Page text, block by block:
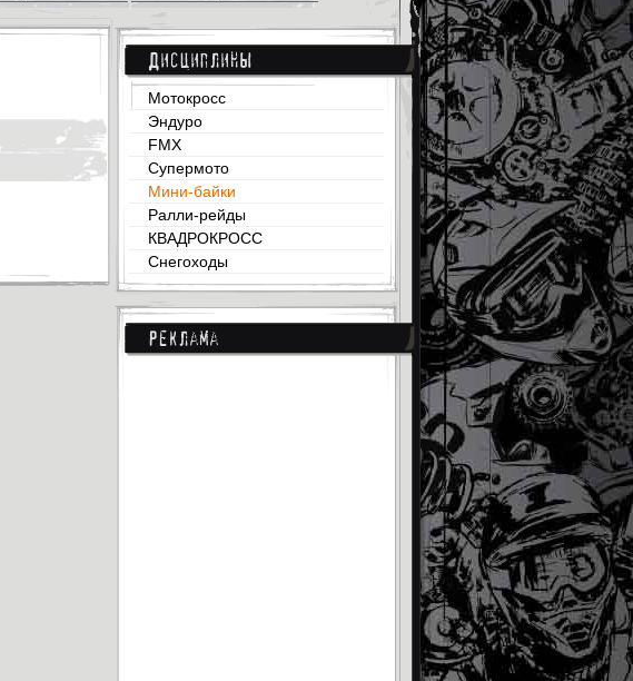
Дисциплины
Мотокросс
Эндуро
FMX
Супермото
Мини-байки
Ралли-рейды
КВАДРОКРОСС
Снегоходы
Реклама